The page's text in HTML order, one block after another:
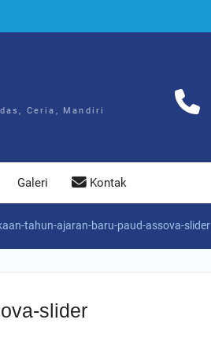
Ceria, Mandiri
Galeri Kontak
tahun-ajaran-baru-paud-assova-slider
slider